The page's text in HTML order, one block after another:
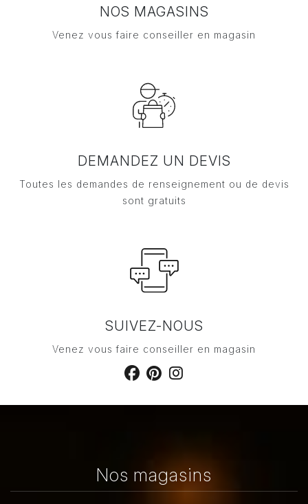
NOS MAGASINS
Venez vous faire conseiller en magasin
DEMANDEZ UN DEVIS
Toutes les demandes de renseignement ou de devis
sont gratuits
SUIVEZ-NOUS
Venez vous faire conseiller en magasin
Nos magasins